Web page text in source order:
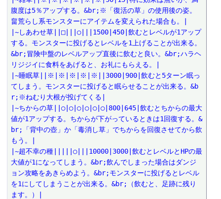
腹度は5％アップする。&br;※「復活の草」の使用後の姿。
畠荒らし系モンスターにアイテムを変えられた場合も。|
|~しあわせ草||□|||○|||1500|450|飲むとレベルが1アップ
する。モンスターに投げるとレベルを1上げることが出来る。
&br;冒険中盤のレベルアップ直後に飲むと良い。&br;ハラヘ
リジジイに食料をあげると、お礼にもらえる。|
|~睡眠草||※|※|※|※|※||3000|900|飲むと5ターン眠っ
てしまう。モンスターに投げると眠らせることが出来る。&b
r;※ねむり大根が投げてくる|
|~ちからの草||○|○|○|○|○|○|800|645|飲むとちからの最大
値が1アップする。ちからが下がっているときは1回復する。&
br;「背中の壺」か「毒消し草」でちからを回復させてから飲
もう。|
|~超不幸の種|||||○|||10000|3000|飲むとレベルとHPの最
大値が1になってしまう。&br;飲んでしまった場合はダンジ
ョン攻略をあきらめよう。&br;モンスターに投げるとレベル
を1にしてしまうことが出来る。&br;（飲むと、足跡に残り
ます。）|